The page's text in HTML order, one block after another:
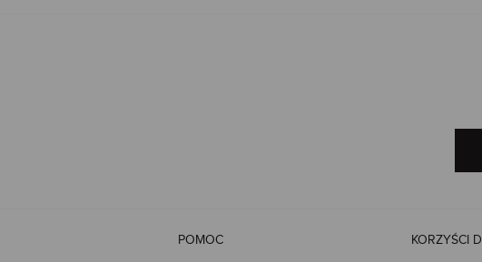
POMOC KORZYŚCI